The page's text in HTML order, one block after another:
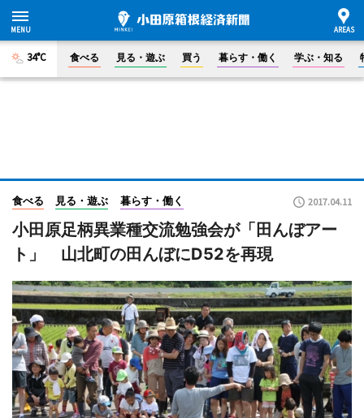
34°C 食べる 見る・遊ぶ 買う 暮らす・働く 学ぶ・知る
食べる 見る・遊ぶ 暮らす・働く 2017.04.11
小田原足柄異業種交流勉強会が「田んぼアー
ト」 山北町の田んぼにD52を再現